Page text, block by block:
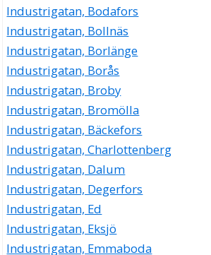
Industrigatan, Bodafors
Industrigatan, Bollnäs
Industrigatan, Borlänge
Industrigatan, Borås
Industrigatan, Broby
Industrigatan, Bromölla
Industrigatan, Bäckefors
Industrigatan, Charlottenberg
Industrigatan, Dalum
Industrigatan, Degerfors
Industrigatan, Ed
Industrigatan, Eksjö
Industrigatan, Emmaboda